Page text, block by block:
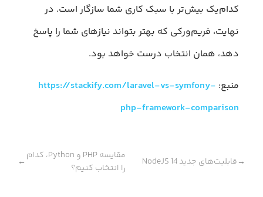
کدام‌یک بیش‌تر با سبک کاری شما سازگار است. در
نهایت، فریم‌ورکی که بهتر بتواند نیازهای شما را پاسخ
دهد، همان انتخاب درست خواهد بود.
منبع: https://stackify.com/laravel-vs-symfony-
php-framework-comparison
→قابلیت‌های جدید NodeJS 14
مقایسه PHP و Python، کدام
را انتخاب کنیم؟
←